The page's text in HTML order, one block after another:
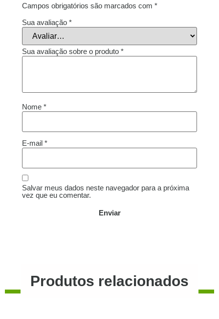
Campos obrigatórios são marcados com *
Sua avaliação *
Sua avaliação sobre o produto *
Nome *
E-mail *
Salvar meus dados neste navegador para a próxima
vez que eu comentar.
Produtos relacionados